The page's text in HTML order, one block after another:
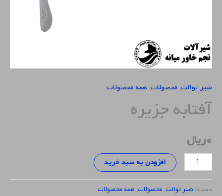
شیر توالت, محصولات, همه محصولات
آفتابه جزیره
۰ریال
افزودن به سبد خرید
دسته: شیر توالت, محصولات, همه محصولات